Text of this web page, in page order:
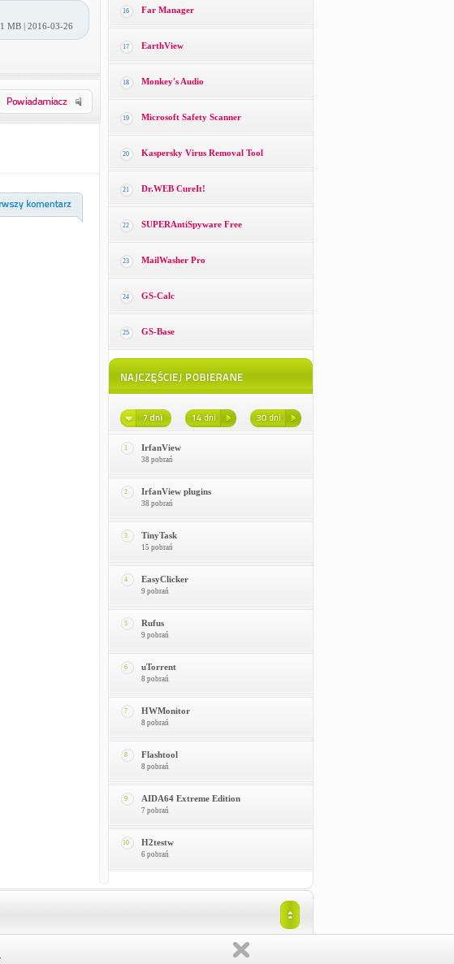
1 MB | 2016-03-26
16 Far Manager
17 EarthView
18 Monkey′s Audio
19 Microsoft Safety Scanner
20 Kaspersky Virus Removal Tool
21 Dr.WEB CureIt!
22 SUPERAntiSpyware Free
23 MailWasher Pro
24 GS-Calc
25 GS-Base
1 IrfanView
38 pobrań
2 IrfanView plugins
38 pobrań
3 TinyTask
15 pobrań
4 EasyClicker
9 pobrań
5 Rufus
9 pobrań
6 uTorrent
8 pobrań
7 HWMonitor
8 pobrań
8 Flashtool
8 pobrań
9 AIDA64 Extreme Edition
7 pobrań
10 H2testw
6 pobrań